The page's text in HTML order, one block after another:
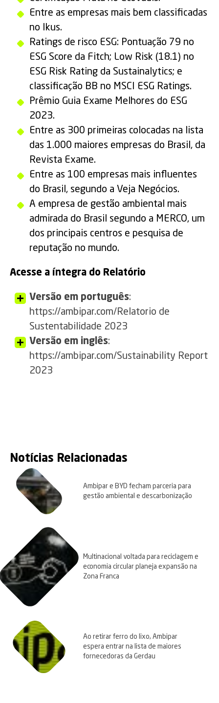
Entre as empresas mais bem classificadas
no Ikus.
Ratings de risco ESG: Pontuação 79 no
ESG Score da Fitch; Low Risk (18.1) no
ESG Risk Rating da Sustainalytics; e
classificação BB no MSCI ESG Ratings.
Prêmio Guia Exame Melhores do ESG
2023.
Entre as 300 primeiras colocadas na lista
das 1.000 maiores empresas do Brasil, da
Revista Exame.
Entre as 100 empresas mais influentes
do Brasil, segundo a Veja Negócios.
A empresa de gestão ambiental mais
admirada do Brasil segundo a MERCO, um
dos principais centros e pesquisa de
reputação no mundo.
Acesse a íntegra do Relatório
Versão em português:
https://ambipar.com/Relatorio de
Sustentabilidade 2023
Versão em inglês:
https://ambipar.com/Sustainability Report
2023
Notícias Relacionadas
Ambipar e BYD fecham parceria para
gestão ambiental e descarbonização
Multinacional voltada para reciclagem e
economia circular planeja expansão na
Zona Franca
Ao retirar ferro do lixo, Ambipar
espera entrar na lista de maiores
fornecedoras da Gerdau